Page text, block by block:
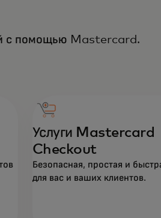
с помощью Mastercard.
Услуги Mastercard
Checkout
Безопасная, простая и
для вас и ваших клиентов.